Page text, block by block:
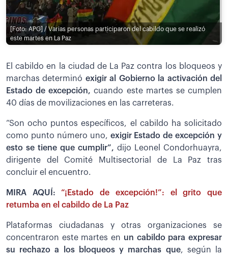
[Foto: APG] / Varias personas participaron del cabildo que se realizó
este martes en La Paz
El cabildo en la ciudad de La Paz contra los bloqueos y
marchas determinó exigir al Gobierno la activación del
Estado de excepción, cuando este martes se cumplen
40 días de movilizaciones en las carreteras.
”Son ocho puntos específicos, el cabildo ha solicitado
como punto número uno, exigir Estado de excepción y
esto se tiene que cumplir”, dijo Leonel Condorhuayra,
dirigente del Comité Multisectorial de La Paz tras
concluir el encuentro.
MIRA AQUÍ:“¡Estado de excepción!”: el grito que
retumba en el cabildo de La Paz
Plataformas ciudadanas y otras organizaciones se
concentraron este martes en un cabildo para expresar
su rechazo a los bloqueos y marchas que, según la